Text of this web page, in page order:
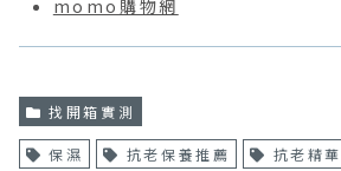
momo購物網
找開箱實測
保濕 抗老保養推薦 抗老精華